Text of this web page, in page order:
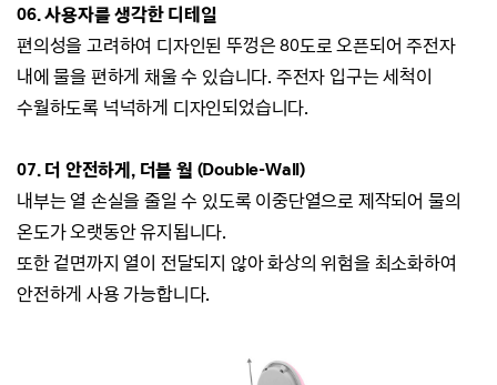
06. 사용자를 생각한 디테일
편의성을 고려하여 디자인된 뚜껑은 80도로 오픈되어 주전자
내에 물을 편하게 채울 수 있습니다. 주전자 입구는 세척이
수월하도록 넉넉하게 디자인되었습니다.
07. 더 안전하게, 더블 월 (Double-Wall)
내부는 열 손실을 줄일 수 있도록 이중단열으로 제작되어 물의
온도가 오랫동안 유지됩니다.
또한 겉면까지 열이 전달되지 않아 화상의 위험을 최소화하여
안전하게 사용 가능합니다.